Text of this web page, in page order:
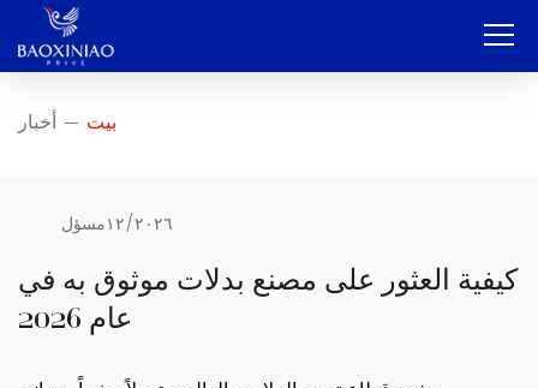
بيت — أخبار
١٢/٢٠٢٦مسؤل
كيفية العثور على مصنع بدلات موثوق به في
عام 2026
تصنيع المعدات الأصلية وتصنيع التصميم الشخصي
منتج
اتصال